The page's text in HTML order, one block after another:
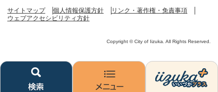
サイトマップ 個人情報保護方針
リンク・著作権・免責事項
ウェブアクセシビリティ方針
Copyright © City of Iizuka. All Rights Reserved.